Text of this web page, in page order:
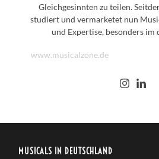
Gleichgesinnten zu teilen.
studiert und vermarketet nun
und Expertise, besonders im
www.musicalzone.de
MUSICALS IN DEUTSCHLAND